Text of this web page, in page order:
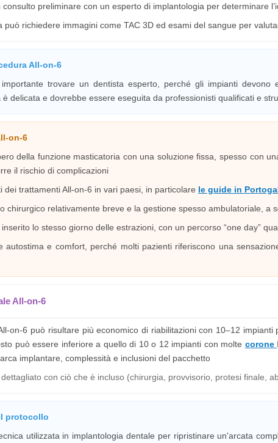
preliminare con un esperto di implantologia per determinare
richiedere immagini come TAC 3D ed esami del sangue per
All-on-6
trovare un dentista esperto, perché gli impianti devono
delicata e dovrebbe essere eseguita da professionisti qualificati e
on-6
della funzione masticatoria con una soluzione fissa, spesso con
il rischio di complicazioni
dei trattamenti All-on-6 in vari paesi, in particolare le guide in
chirurgico relativamente breve e la gestione spesso ambulatoriale, a
lo stesso giorno delle estrazioni, con un percorso “one day”
autostima e comfort, perché molti pazienti riferiscono una
All-on-6
on-6 può risultare più economico di riabilitazioni con 10–12
può essere inferiore a quello di 10 o 12 impianti con molte corone
implantare, complessità e inclusioni del pacchetto
con ciò che è incluso (chirurgia, provvisorio, protesi finale,
protocollo
utilizzata in implantologia dentale per ripristinare un'arcata